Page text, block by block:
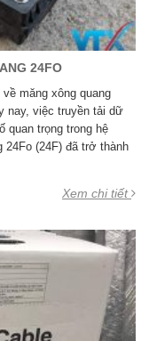
24FO
măng xông quang
nay, việc truyền tải dữ
quan trọng trong hệ
24Fo (24F) đã trở thành
Xem chi tiết